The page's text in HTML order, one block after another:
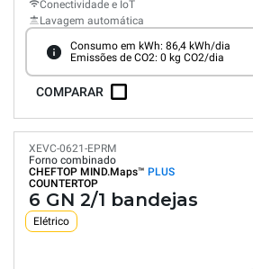
Conectividade e IoT
Lavagem automática
Consumo em kWh: 86,4 kWh/dia
Emissões de CO2: 0 kg CO2/dia
COMPARAR
XEVC-0621-EPRM
Forno combinado
CHEFTOP MIND.Maps™ PLUS
COUNTERTOP
6 GN 2/1 bandejas
Elétrico